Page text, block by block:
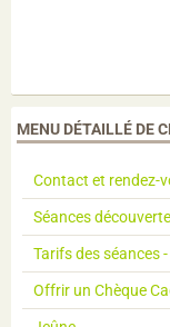
MENU DÉTAILLÉ DE
Contact et rendez-
Séances découverte
Tarifs des séances
Offrir un Chèque